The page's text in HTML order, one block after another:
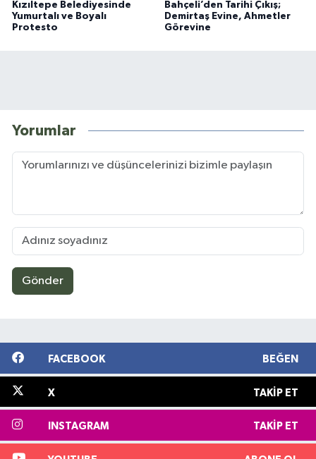
Kızıltepe Belediyesinde
Yumurtalı ve Boyalı
Protesto
Bahçeli’den Tarihi Çıkış;
Demirtaş Evine, Ahmetler
Görevine
Yorumlar
Gönder
FACEBOOK BEĞEN
X TAKIP ET
INSTAGRAM TAKIP ET